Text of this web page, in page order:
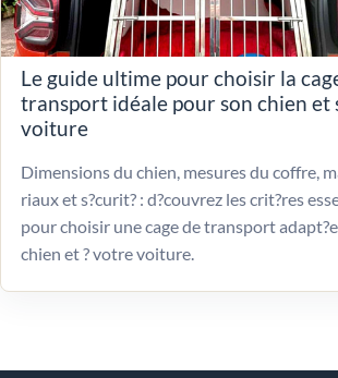
Le guide ultime pour choisir la
transport idéale pour son chien et
voiture
Dimensions du chien, mesures du coffre,
riaux et s?curit? : d?couvrez les crit?res
pour choisir une cage de transport
chien et ? votre voiture.